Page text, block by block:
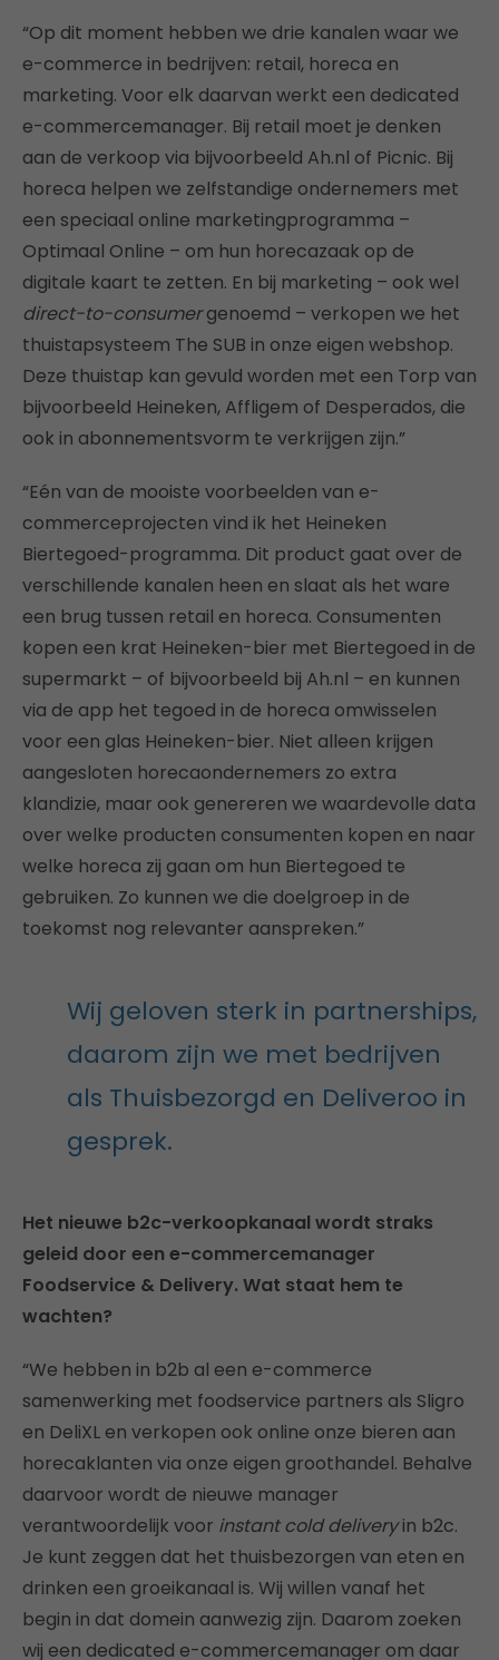
“Op dit moment hebben we drie kanalen waar we
e-commerce in bedrijven: retail, horeca en
marketing. Voor elk daarvan werkt een dedicated
e-commercemanager. Bij retail moet je denken
aan de verkoop via bijvoorbeeld Ah.nl of Picnic. Bij
horeca helpen we zelfstandige ondernemers met
een speciaal online marketingprogramma –
Optimaal Online – om hun horecazaak op de
digitale kaart te zetten. En bij marketing – ook wel
direct-to-consumergenoemd – verkopen we het
thuistapsysteem The SUB in onze eigen webshop.
Deze thuistap kan gevuld worden met een Torp van
bijvoorbeeld Heineken, Affligem of Desperados, die
ook in abonnementsvorm te verkrijgen zijn.”
“Eén van de mooiste voorbeelden van e-
commerceprojecten vind ik het Heineken
Biertegoed-programma. Dit product gaat over de
verschillende kanalen heen en slaat als het ware
een brug tussen retail en horeca. Consumenten
kopen een krat Heineken-bier met Biertegoed in de
supermarkt – of bijvoorbeeld bij Ah.nl – en kunnen
via de app het tegoed in de horeca omwisselen
voor een glas Heineken-bier. Niet alleen krijgen
aangesloten horecaondernemers zo extra
klandizie, maar ook genereren we waardevolle data
over welke producten consumenten kopen en naar
welke horeca zij gaan om hun Biertegoed te
gebruiken. Zo kunnen we die doelgroep in de
toekomst nog relevanter aanspreken.”
Wij geloven sterk in partnerships,
daarom zijn we met bedrijven
als Thuisbezorgd en Deliveroo in
gesprek.
Het nieuwe b2c-verkoopkanaal wordt straks
geleid door een e-commercemanager
Foodservice & Delivery. Wat staat hem te
wachten?
“We hebben in b2b al een e-commerce
samenwerking met foodservice partners als Sligro
en DeliXL en verkopen ook online onze bieren aan
horecaklanten via onze eigen groothandel. Behalve
daarvoor wordt de nieuwe manager
verantwoordelijk voor instant cold deliveryin b2c.
Je kunt zeggen dat het thuisbezorgen van eten en
drinken een groeikanaal is. Wij willen vanaf het
begin in dat domein aanwezig zijn. Daarom zoeken
wij een dedicated e-commercemanager om daar